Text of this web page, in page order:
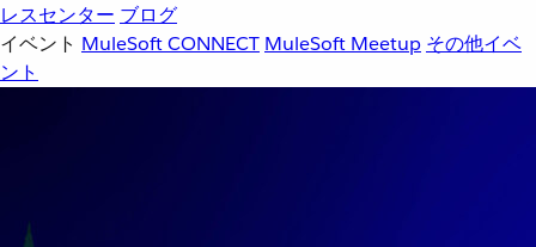
レスセンター ブログ
イベント MuleSoft CONNECT MuleSoft Meetup その他イベ
ント